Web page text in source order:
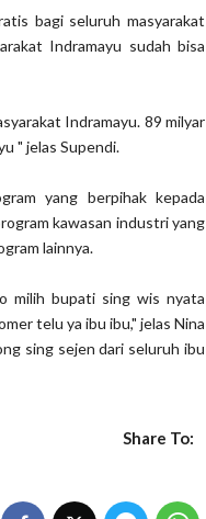
bagi seluruh masyarakat
Indramayu sudah bisa
Indramayu. 89 milyar
" jelas Supendi.
yang berpihak kepada
kawasan industri yang
lainnya.
milih bupati sing wis nyata
telu ya ibu ibu," jelas Nina
sing sejen dari seluruh ibu
Share To: